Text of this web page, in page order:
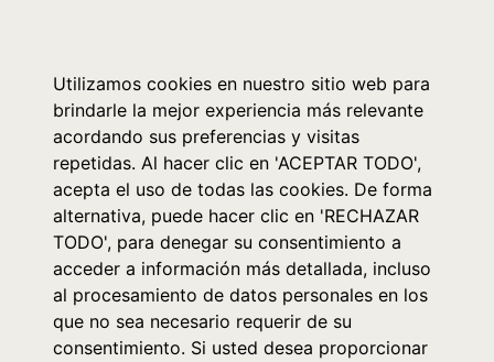
Utilizamos cookies en nuestro sitio web para
brindarle la mejor experiencia más relevante
acordando sus preferencias y visitas
repetidas. Al hacer clic en 'ACEPTAR TODO',
acepta el uso de todas las cookies. De forma
alternativa, puede hacer clic en 'RECHAZAR
TODO', para denegar su consentimiento a
acceder a información más detallada, incluso
al procesamiento de datos personales en los
que no sea necesario requerir de su
consentimiento. Si usted desea proporcionar